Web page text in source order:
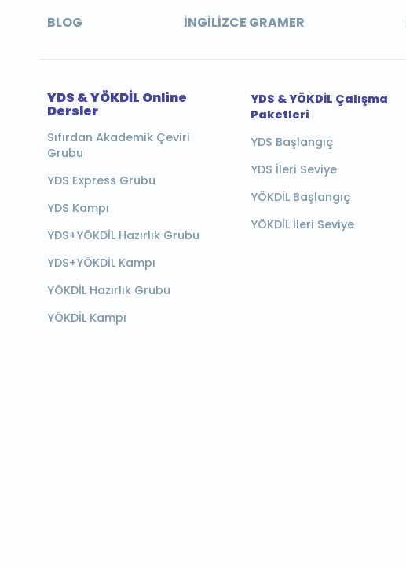
BLOG İNGILIZCE GRAMER
YDS & YÖKDİL Online
Dersler
Sıfırdan Akademik Çeviri
Grubu
YDS Express Grubu
YDS Kampı
YDS+YÖKDİL Hazırlık Grubu
YDS+YÖKDİL Kampı
YÖKDİL Hazırlık Grubu
YÖKDİL Kampı
YDS & YÖKDİL Çalışma
Paketleri
YDS Başlangıç
YDS İleri Seviye
YÖKDİL Başlangıç
YÖKDİL İleri Seviye